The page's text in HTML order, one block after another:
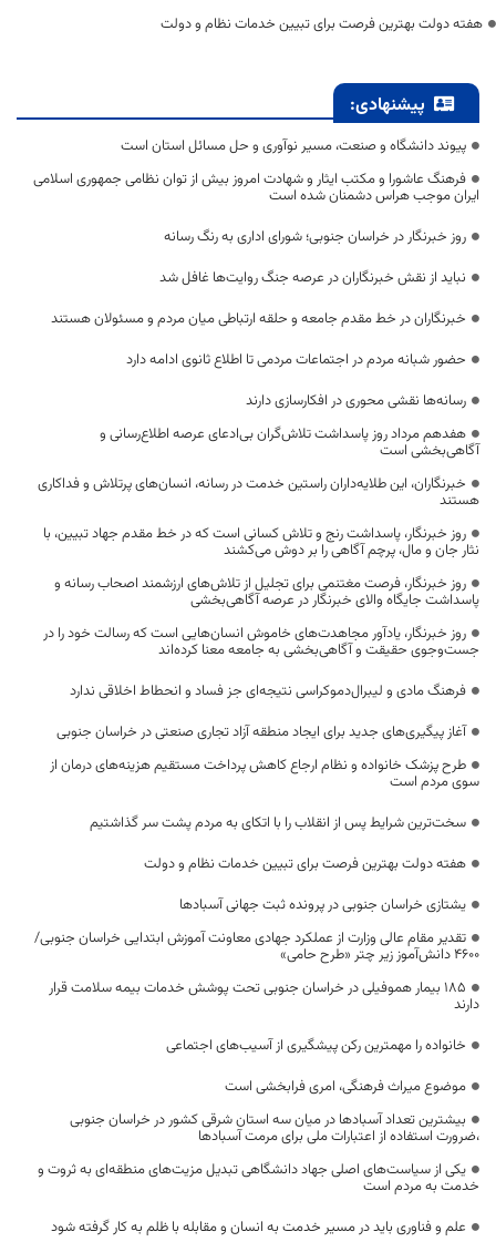
هفته دولت بهترین فرصت برای تبیین خدمات نظام و دولت
پیشنهادی:
پیوند دانشگاه و صنعت، مسیر نوآوری و حل مسائل استان است
فرهنگ عاشورا و مکتب ایثار و شهادت امروز بیش از توان نظامی جمهوری اسلامی
ایران موجب هراس دشمنان شده است
روز خبرنگار در خراسان جنوبی؛ شورای اداری به رنگ رسانه
نباید از نقش خبرنگاران در عرصه جنگ روایت‌ها غافل شد
خبرنگاران در خط مقدم جامعه و حلقه ارتباطی میان مردم و مسئولان هستند
حضور شبانه مردم در اجتماعات مردمی تا اطلاع ثانوی ادامه دارد
رسانه‌ها نقشی محوری در افکارسازی دارند
هفدهم مرداد روز پاسداشت تلاش‌گران بی‌ادعای عرصه اطلاع‌رسانی و
آگاهی‌بخشی است
خبرنگاران، این طلایه‌داران راستین خدمت در رسانه، انسان‌های پرتلاش و فداکاری
هستند
روز خبرنگار، پاسداشت رنج و تلاش کسانی است که در خط مقدم جهاد تبیین، با
نثار جان و مال، پرچم آگاهی را بر دوش می‌کشند
روز خبرنگار، فرصت مغتنمی برای تجلیل از تلاش‌های ارزشمند اصحاب رسانه و
پاسداشت جایگاه والای خبرنگار در عرصه آگاهی‌بخشی
روز خبرنگار، یادآور مجاهدت‌های خاموش انسان‌هایی است که رسالت خود را در
جست‌وجوی حقیقت و آگاهی‌بخشی به جامعه معنا کرده‌اند
فرهنگ مادی و لیبرال‌دموکراسی نتیجه‌ای جز فساد و انحطاط اخلاقی ندارد
آغاز پیگیری‌های جدید برای ایجاد منطقه آزاد تجاری صنعتی در خراسان جنوبی
طرح پزشک خانواده و نظام ارجاع کاهش پرداخت مستقیم هزینه‌های درمان از
سوی مردم است
سخت‌ترین شرایط پس از انقلاب را با اتکای به مردم پشت سر گذاشتیم
هفته دولت بهترین فرصت برای تبیین خدمات نظام و دولت
یشتازی خراسان جنوبی در پرونده ثبت جهانی آسبادها
تقدیر مقام عالی وزارت از عملکرد جهادی معاونت آموزش ابتدایی خراسان جنوبی/
۴۶۰۰ دانش‌آموز زیر چتر «طرح حامی»
۱۸۵ بیمار هموفیلی در خراسان جنوبی تحت پوشش خدمات بیمه سلامت قرار
دارند
خانواده را مهمترین رکن پیشگیری از آسیب‌های اجتماعی
موضوع میراث فرهنگی، امری فرابخشی است
بیشترین تعداد آسبادها در میان سه استان شرقی کشور در خراسان جنوبی
،ضرورت استفاده از اعتبارات ملی برای مرمت آسبادها
یکی از سیاست‌های اصلی جهاد دانشگاهی تبدیل مزیت‌های منطقه‌ای به ثروت و
خدمت به مردم است
علم و فناوری باید در مسیر خدمت به انسان و مقابله با ظلم به کار گرفته شود